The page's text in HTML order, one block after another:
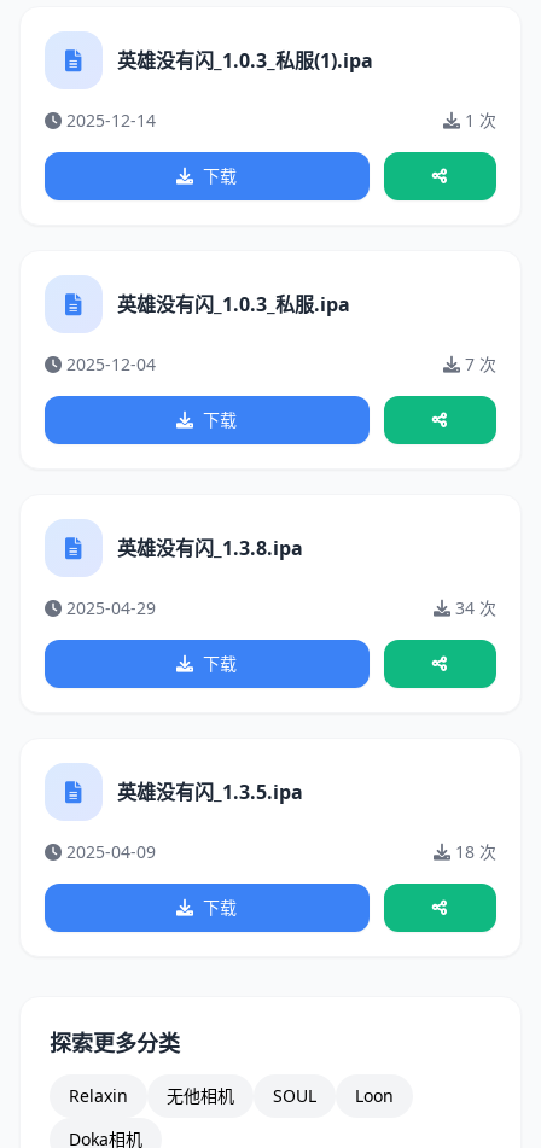
英雄没有闪_1.0.3_私服(1).ipa
2025-12-14 1 次
下载
英雄没有闪_1.0.3_私服.ipa
2025-12-04 7 次
下载
英雄没有闪_1.3.8.ipa
2025-04-29 34 次
下载
英雄没有闪_1.3.5.ipa
2025-04-09 18 次
下载
探索更多分类
Relaxin 无他相机 SOUL
Loon
Doka相机